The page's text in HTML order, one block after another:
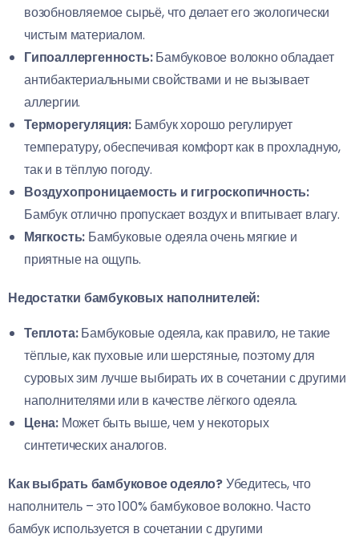
возобновляемое сырьё, что делает его экологически
чистым материалом.
Гипоаллергенность:Бамбуковое волокно обладает
антибактериальными свойствами и не вызывает
аллергии.
Терморегуляция: Бамбук хорошо регулирует
температуру, обеспечивая комфорт как в прохладную,
так и в тёплую погоду.
Воздухопроницаемость и гигроскопичность:
Бамбук отлично пропускает воздух и впитывает влагу.
Мягкость: Бамбуковые одеяла очень мягкие и
приятные на ощупь.
Недостатки бамбуковых наполнителей:
Теплота:Бамбуковые одеяла, как правило, не такие
тёплые, как пуховые или шерстяные, поэтому для
суровых зим лучше выбирать их в сочетании с другими
наполнителями или в качестве лёгкого одеяла.
Цена: Может быть выше, чем у некоторых
синтетических аналогов.
Как выбрать бамбуковое одеяло?Убедитесь, что
наполнитель – это 100% бамбуковое волокно. Часто
бамбук используется в сочетании с другими